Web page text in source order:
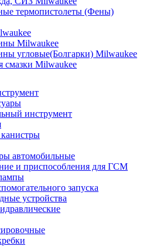
термопистолеты (Фены)
Milwaukee
угловые(Болгарки) Milwaukee
Milwaukee
инструмент
автомобильные
и приспособления для ГСМ
запуска
устройства